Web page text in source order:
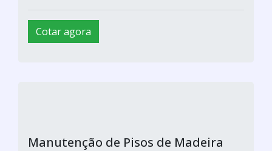
Cotar agora
Manutenção de Pisos de Madeira